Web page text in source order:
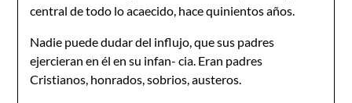
central de todo lo acaecido, hace quinientos años.
Nadie puede dudar del influjo, que sus padres
ejercieran en él en su infan- cia. Eran padres
Cristianos, honrados, sobrios, austeros.